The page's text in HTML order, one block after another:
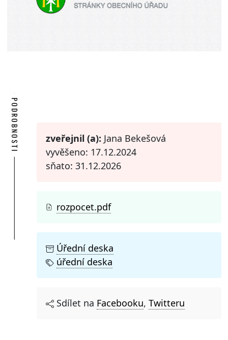
PODROBNOSTI zveřejnil (a): Jana Bekešová
vyvěšeno: 17.12.2024
sňato: 31.12.2026
rozpocet.pdf
Úřední deska
úřední deska
Sdílet na Facebooku, Twitteru